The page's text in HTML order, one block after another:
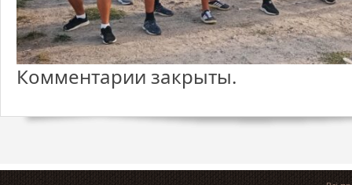
Комментарии закрыты.